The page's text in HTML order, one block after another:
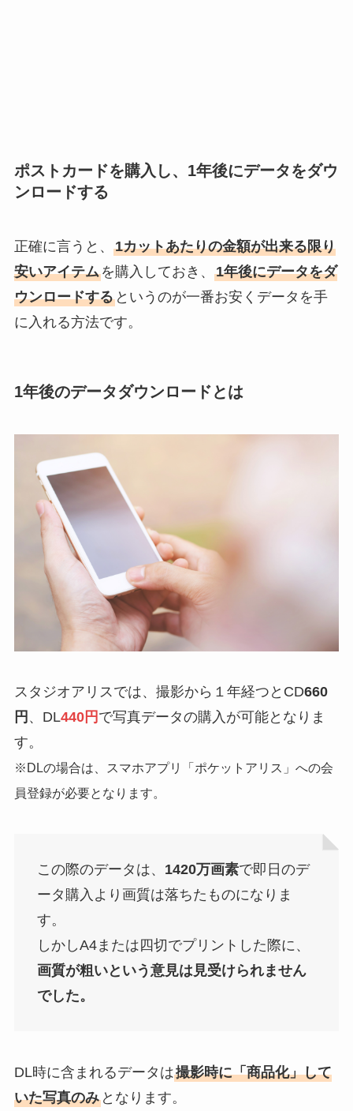
ポストカードを購入し、1年後にデータをダウ
ンロードする
正確に言うと、 1カットあたりの金額が出来る限り
安いアイテムを購入しておき、 1年後にデータをダ
ウンロードするというのが一番お安くデータを手
に入れる方法です。
1年後のデータダウンロードとは
スタジオアリスでは、撮影から１年経つとCD660
円 、DL440円 で写真データの購入が可能となりま
す。
※DLの場合は、スマホアプリ「ポケットアリス」への会
員登録が必要となります。
この際のデータは、 1420万画素で即日のデ
ータ購入より画質は落ちたものになりま
す。
しかしA4または四切でプリントした際に、
画質が粗いという意見は見受けられません
でした。
DL時に含まれるデータは撮影時に「商品化」して
いた写真のみとなります。